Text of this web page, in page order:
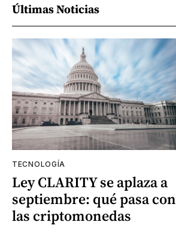
Últimas Noticias
TECNOLOGÍA
Ley CLARITY se aplaza a
septiembre: qué pasa con
las criptomonedas